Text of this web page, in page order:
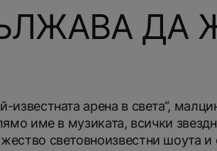
ДА
арена в света“,
име в музиката, всички
световноизвестни шоута и